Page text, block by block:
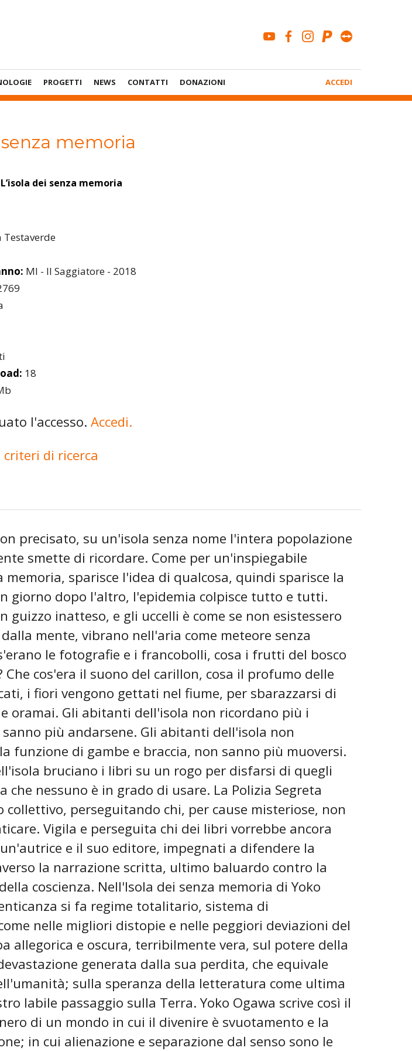
youtubefacebook
instagram
paypal
PROGETTI NEWS CONTATTI DONAZIONI
Account
ACCEDI
senza memoria
L’isola dei senza memoria
Testaverde
MI - Il Saggiatore - 2018
18
l'accesso. Accedi.
di ricerca
precisato, su un'isola senza nome l'intera popolazione
smette di ricordare. Come per un'inspiegabile
memoria, sparisce l'idea di qualcosa, quindi sparisce la
giorno dopo l'altro, l'epidemia colpisce tutto e tutti.
guizzo inatteso, e gli uccelli è come se non esistessero
mente, vibrano nell'aria come meteore senza
le fotografie e i francobolli, cosa i frutti del bosco
Che cos'era il suono del carillon, cosa il profumo delle
i fiori vengono gettati nel fiume, per sbarazzarsi di
oramai. Gli abitanti dell'isola non ricordano più i
più andarsene. Gli abitanti dell'isola non
funzione di gambe e braccia, non sanno più muoversi.
bruciano i libri su un rogo per disfarsi di quegli
che nessuno è in grado di usare. La Polizia Segreta
collettivo, perseguitando chi, per cause misteriose, non
Vigila e perseguita chi dei libri vorrebbe ancora
e il suo editore, impegnati a difendere la
la narrazione scritta, ultimo baluardo contro la
coscienza. Nell'Isola dei senza memoria di Yoko
si fa regime totalitario, sistema di
nelle migliori distopie e nelle peggiori deviazioni del
allegorica e oscura, terribilmente vera, sul potere della
generata dalla sua perdita, che equivale
sulla speranza della letteratura come ultima
labile passaggio sulla Terra. Yoko Ogawa scrive così il
di un mondo in cui il divenire è svuotamento e la
in cui alienazione e separazione dal senso sono le